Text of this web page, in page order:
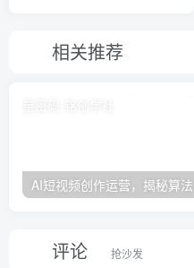
相关推荐
评论 抢沙发